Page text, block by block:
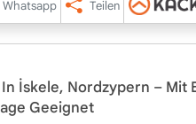
Whatsapp Teilen
İskele, Nordzypern – Mit
Geeignet